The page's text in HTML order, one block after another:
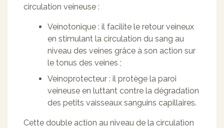
circulation veineuse :
Veinotonique : il facilite le retour veineux
en stimulant la circulation du sang au
niveau des veines grâce à son action sur
le tonus des veines ;
Veinoprotecteur : il protège la paroi
veineuse en luttant contre la dégradation
des petits vaisseaux sanguins capillaires.
Cette double action au niveau de la circulation